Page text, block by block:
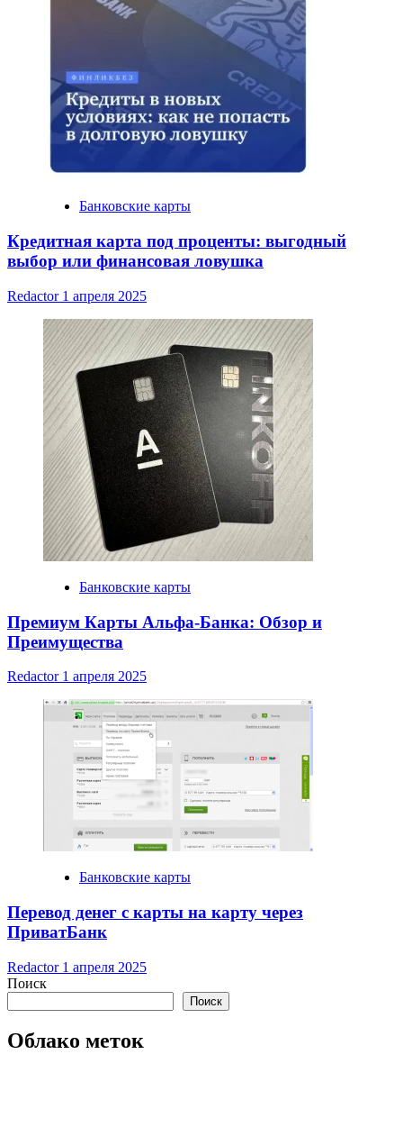
Банковские карты
Кредитная карта под проценты: выгодный
выбор или финансовая ловушка
Redactor 1 апреля 2025
Банковские карты
Премиум Карты Альфа-Банка: Обзор и
Преимущества
Redactor 1 апреля 2025
Банковские карты
Перевод денег с карты на карту через
ПриватБанк
Redactor 1 апреля 2025
Поиск
Поиск
Облако меток